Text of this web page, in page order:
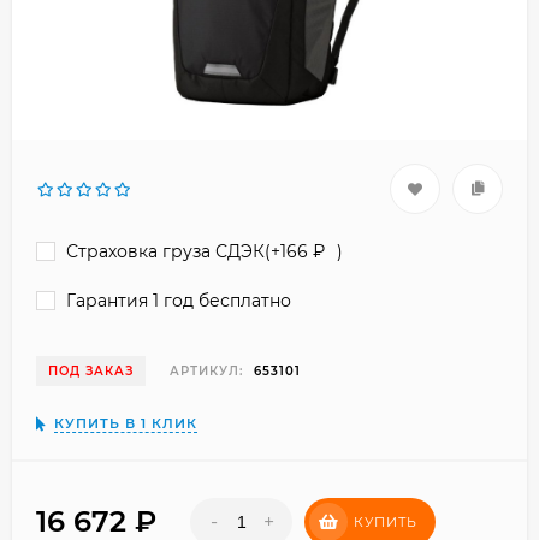
Страховка груза СДЭК(+166 )
Гарантия 1 год бесплатно
ПОД ЗАКАЗ АРТИКУЛ: 653101
КУПИТЬ В 1 КЛИК
16 672 - + КУПИТЬ